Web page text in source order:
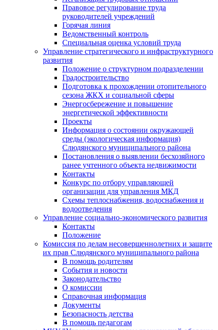
Правовое регулирование труда
руководителей учреждений
Горячая линия
Ведомственный контроль
Специальная оценка условий труда
Управление стратегического и инфраструктурного
развития
Положение о структурном подразделении
Градостроительство
Подготовка к прохождении отопительного
сезона ЖКХ и социальной сферы
Энергосбережение и повышение
энергетической эффективности
Проекты
Информация о состоянии окружающей
среды (экологическая информация)
Слюдянского муниципального района
Постановления о выявлении бесхозяйного
ранее учтенного объекта недвижимости
Контакты
Конкурс по отбору управляющей
организации для управления МКД
Схемы теплоснабжения, водоснабжения и
водоотведения
Управление социально-экономического развития
Контакты
Положение
Комиссия по делам несовершеннолетних и защите
их прав Слюдянского муниципального района
В помощь родителям
События и новости
Законодательство
О комиссии
Справочная информация
Документы
Безопасность детства
В помощь педагогам